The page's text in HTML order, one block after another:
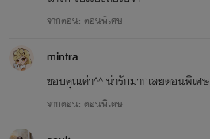
จากตอน: ตอนพิเศษ
mintra
ขอบคุณค่า^^ น่ารักมากเลยตอนพิเศษ
จากตอน: ตอนพิเศษ